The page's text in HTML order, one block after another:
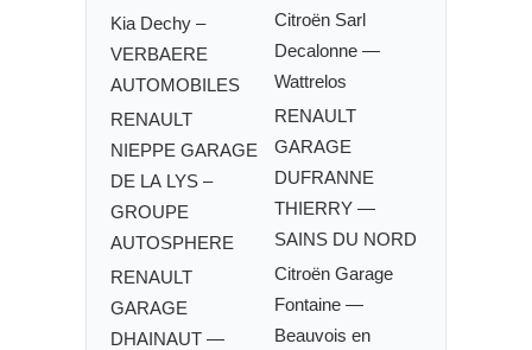
Kia Dechy –
VERBAERE
AUTOMOBILES
RENAULT
NIEPPE GARAGE
DE LA LYS –
GROUPE
AUTOSPHERE
RENAULT
GARAGE
DHAINAUT —
Citroën Sarl
Decalonne —
Wattrelos
RENAULT
GARAGE
DUFRANNE
THIERRY —
SAINS DU NORD
Citroën Garage
Fontaine —
Beauvois en